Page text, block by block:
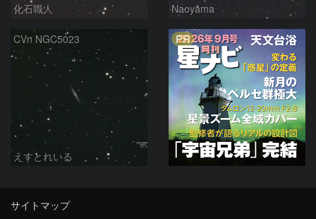
化石職人 Naoyama
CVn NGC5023
えすとれいる
PR
サイトマップ